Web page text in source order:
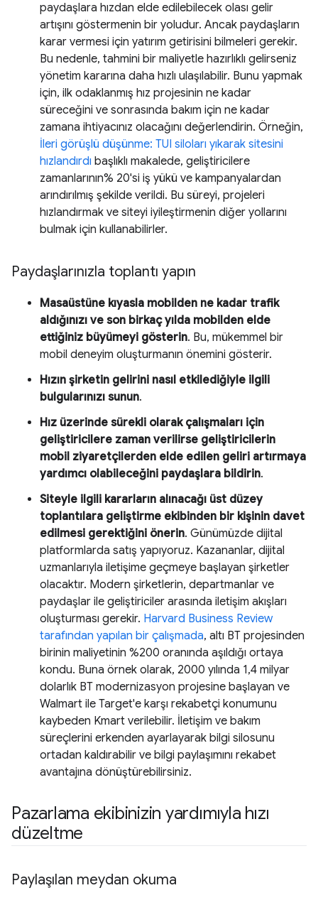
paydaşlara hızdan elde edilebilecek olası gelir
artışını göstermenin bir yoludur. Ancak paydaşların
karar vermesi için yatırım getirisini bilmeleri gerekir.
Bu nedenle, tahmini bir maliyetle hazırlıklı gelirseniz
yönetim kararına daha hızlı ulaşılabilir. Bunu yapmak
için, ilk odaklanmış hız projesinin ne kadar
süreceğini ve sonrasında bakım için ne kadar
zamana ihtiyacınız olacağını değerlendirin. Örneğin,
İleri görüşlü düşünme: TUI siloları yıkarak sitesini
hızlandırdı başlıklı makalede, geliştiricilere
zamanlarının% 20'si iş yükü ve kampanyalardan
arındırılmış şekilde verildi. Bu süreyi, projeleri
hızlandırmak ve siteyi iyileştirmenin diğer yollarını
bulmak için kullanabilirler.
Paydaşlarınızla toplantı yapın
Masaüstüne kıyasla mobilden ne kadar trafik
aldığınızı ve son birkaç yılda mobilden elde
ettiğiniz büyümeyi gösterin. Bu, mükemmel bir
mobil deneyim oluşturmanın önemini gösterir.
Hızın şirketin gelirini nasıl etkilediğiyle ilgili
bulgularınızı sunun.
Hız üzerinde sürekli olarak çalışmaları için
geliştiricilere zaman verilirse geliştiricilerin
mobil ziyaretçilerden elde edilen geliri artırmaya
yardımcı olabileceğini paydaşlara bildirin.
Siteyle ilgili kararların alınacağı üst düzey
toplantılara geliştirme ekibinden bir kişinin davet
edilmesi gerektiğini önerin. Günümüzde dijital
platformlarda satış yapıyoruz. Kazananlar, dijital
uzmanlarıyla iletişime geçmeye başlayan şirketler
olacaktır. Modern şirketlerin, departmanlar ve
paydaşlar ile geliştiriciler arasında iletişim akışları
oluşturması gerekir. Harvard Business Review
tarafından yapılan bir çalışmada, altı BT projesinden
birinin maliyetinin %200 oranında aşıldığı ortaya
kondu. Buna örnek olarak, 2000 yılında 1,4 milyar
dolarlık BT modernizasyon projesine başlayan ve
Walmart ile Target'e karşı rekabetçi konumunu
kaybeden Kmart verilebilir. İletişim ve bakım
süreçlerini erkenden ayarlayarak bilgi silosunu
ortadan kaldırabilir ve bilgi paylaşımını rekabet
avantajına dönüştürebilirsiniz.
Pazarlama ekibinizin yardımıyla hızı
düzeltme
Paylaşılan meydan okuma